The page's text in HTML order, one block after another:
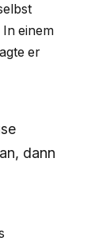
In einem
er
dann